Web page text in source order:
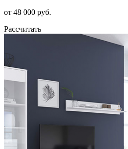
от 48 000 руб.
Рассчитать